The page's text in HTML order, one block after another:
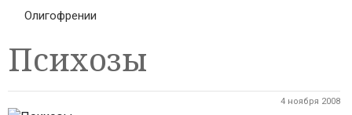
Олигофрении
Психозы
4 ноября 2008